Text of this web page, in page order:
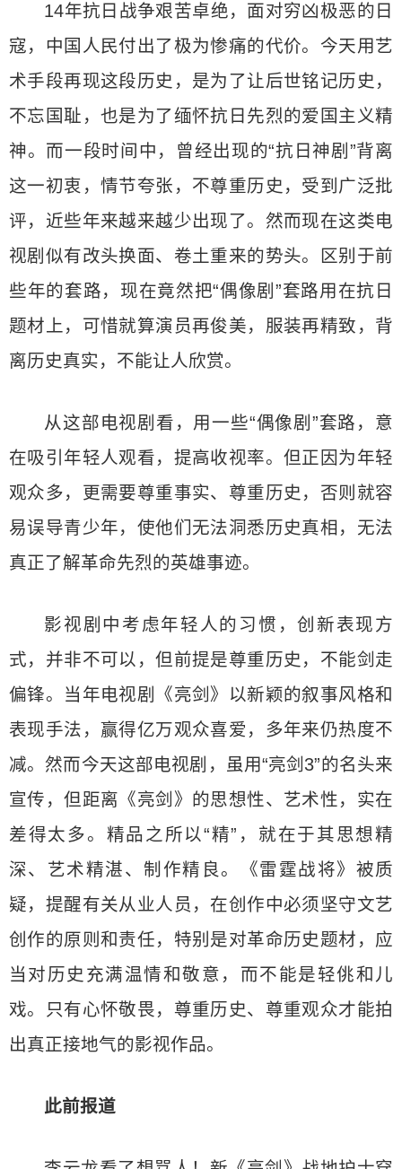
14年抗日战争艰苦卓绝，面对穷凶极恶的日
寇，中国人民付出了极为惨痛的代价。今天用艺
术手段再现这段历史，是为了让后世铭记历史，
不忘国耻，也是为了缅怀抗日先烈的爱国主义精
神。而一段时间中，曾经出现的“抗日神剧”背离
这一初衷，情节夸张，不尊重历史，受到广泛批
评，近些年来越来越少出现了。然而现在这类电
视剧似有改头换面、卷土重来的势头。区别于前
些年的套路，现在竟然把“偶像剧”套路用在抗日
题材上，可惜就算演员再俊美，服装再精致，背
离历史真实，不能让人欣赏。
从这部电视剧看，用一些“偶像剧”套路，意
在吸引年轻人观看，提高收视率。但正因为年轻
观众多，更需要尊重事实、尊重历史，否则就容
易误导青少年，使他们无法洞悉历史真相，无法
真正了解革命先烈的英雄事迹。
影视剧中考虑年轻人的习惯，创新表现方
式，并非不可以，但前提是尊重历史，不能剑走
偏锋。当年电视剧《亮剑》以新颖的叙事风格和
表现手法，赢得亿万观众喜爱，多年来仍热度不
减。然而今天这部电视剧，虽用“亮剑3”的名头来
宣传，但距离《亮剑》的思想性、艺术性，实在
差得太多。精品之所以“精”，就在于其思想精
深、艺术精湛、制作精良。《雷霆战将》被质
疑，提醒有关从业人员，在创作中必须坚守文艺
创作的原则和责任，特别是对革命历史题材，应
当对历史充满温情和敬意，而不能是轻佻和儿
戏。只有心怀敬畏，尊重历史、尊重观众才能拍
出真正接地气的影视作品。
此前报道